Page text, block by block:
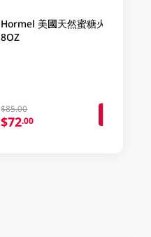
Hormel 美國天然蜜糖火腿
8OZ
$85.00
$72.00